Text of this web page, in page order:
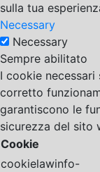
sulla tua
Necessary
Necessary
Sempre abilitato
I cookie necessari
corretto
garantiscono le
sicurezza del sito
Cookie
cookielawinfo-